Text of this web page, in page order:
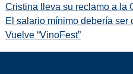
Cristina lleva su reclamo a la
El salario mínimo debería ser
Vuelve “VinoFest”